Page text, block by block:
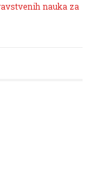
nauka za